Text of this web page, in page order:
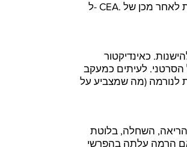
ל- CEA. אם רמה זו מוגברת, ניתן לבצע בדיקות סדרתיות לאחר מכן של CEA כדי
כאינדיקטור
הסרטני. לעיתים כמעקב
לנורמה (מה שמצביע על
השחלה, בלוטת
הרמה עלתה בהפרשי